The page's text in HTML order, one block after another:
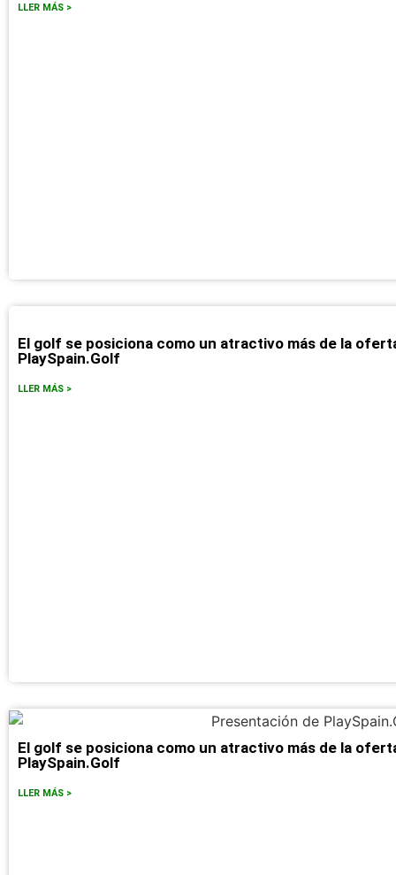
LLER MÁS >
El golf se posiciona como un atractivo más de la
PlaySpain.Golf
LLER MÁS >
El golf se posiciona como un atractivo más de la
PlaySpain.Golf
LLER MÁS >